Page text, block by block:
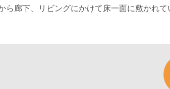
ら廊下、リビングにかけて床一面に敷かれ